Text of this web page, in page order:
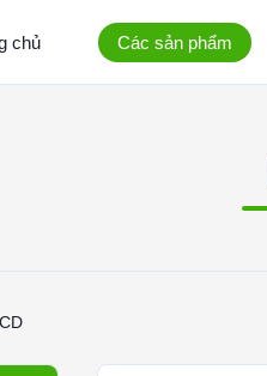
chủ Các sản phẩm